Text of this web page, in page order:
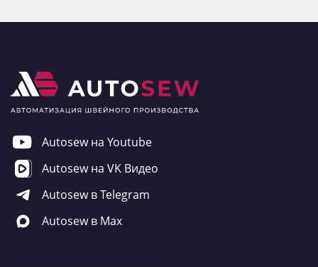
Autosew на Youtube
Autosew на VK Видео
Autosew в Telegram
Autosew в Max